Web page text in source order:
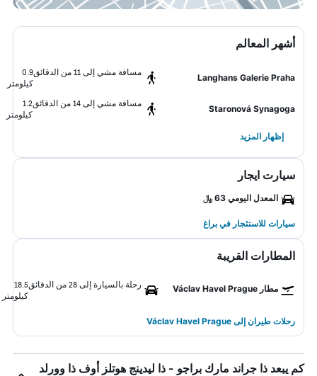
أشهر المعالم
Langhans Galerie Praha
مسافة مشي إلى 11 من الدقائق
0.9
كيلومتر
Staronová Synagoga
مسافة مشي إلى 14 من الدقائق
1.2
كيلومتر
إظهار المزيد
سيارت ايجار
المعدل اليومي 63 ﷼
سيارات للاستئجار في براغ
المطارات القريبة
مطار Václav Havel Prague رحلة بالسيارة إلى 28 من الدقائق
18.5
كيلومتر
رحلات طيران إلى Václav Havel Prague
كم يبعد ذا جراند مارك براجو - ذا ليدينج هوتلز أوف ذا وورلد